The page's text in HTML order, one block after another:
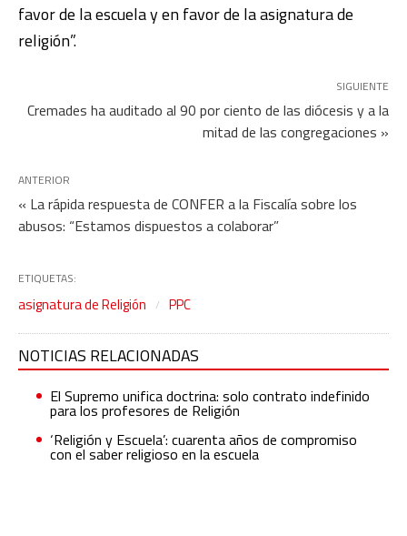
favor de la escuela y en favor de la asignatura de
religión”.
SIGUIENTE
Cremades ha auditado al 90 por ciento de las diócesis y a la
mitad de las congregaciones »
ANTERIOR
« La rápida respuesta de CONFER a la Fiscalía sobre los
abusos: “Estamos dispuestos a colaborar”
ETIQUETAS:
asignatura de Religión PPC
NOTICIAS RELACIONADAS
El Supremo unifica doctrina: solo contrato indefinido
para los profesores de Religión
‘Religión y Escuela’: cuarenta años de compromiso
con el saber religioso en la escuela